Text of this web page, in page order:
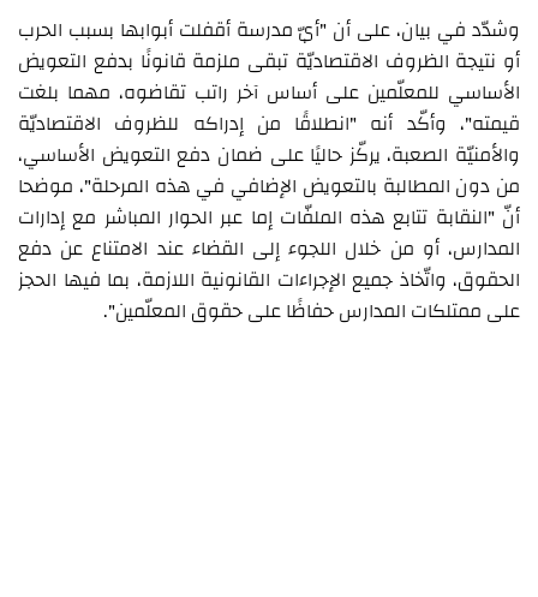
وشدّد في بيان، على أن "أيّ مدرسة أقفلت أبوابها بسبب الحرب
أو نتيجة الظروف الاقتصاديّة تبقى ملزمة قانونًا بدفع التعويض
الأساسي للمعلّمين على أساس آخر راتب تقاضوه، مهما بلغت
قيمته"، وأكّد أنه "انطلاقًا من إدراكه للظروف الاقتصاديّة
والأمنيّة الصعبة، يركّز حاليًا على ضمان دفع التعويض الأساسي،
من دون المطالبة بالتعويض الإضافي في هذه المرحلة"، موضحا
أنّ "النقابة تتابع هذه الملفّات إما عبر الحوار المباشر مع إدارات
المدارس، أو من خلال اللجوء إلى القضاء عند الامتناع عن دفع
الحقوق، واتّخاذ جميع الإجراءات القانونية اللازمة، بما فيها الحجز
على ممتلكات المدارس حفاظًا على حقوق المعلّمين".